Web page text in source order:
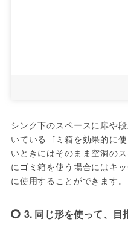
シンク下のスペースに扉や
いているゴミ箱を効果的に
いときにはそのまま空洞の
にゴミ箱を使う場合にはキ
に使用することができます。
3. 同じ形を使って、目